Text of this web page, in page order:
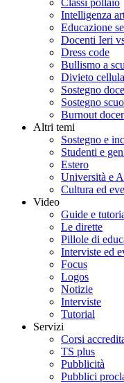
Classi pollaio
Intelligenza
Educazione
Docenti Ieri
Dress code
Bullismo a
Divieto
Sostegno
Sostegno
Burnout
Altri temi
Sostegno e
Studenti e
Estero
Università e
Cultura ed
Video
Guide e
Le dirette
Pillole di
Interviste ed
Focus
Logos
Notizie
Interviste
Tutorial
Servizi
Corsi
TS plus
Pubblicità
Pubblici